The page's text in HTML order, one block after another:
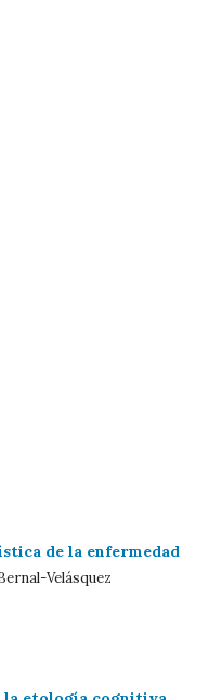
de la enfermedad
Velásquez